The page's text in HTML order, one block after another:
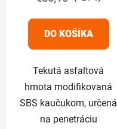
5
hviezdičiek.
DO KOŠÍKA
Tekutá asfaltová
hmota modifikovaná
SBS kaučukom, určená
na penetráciu